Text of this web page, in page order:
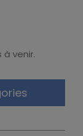
à venir.